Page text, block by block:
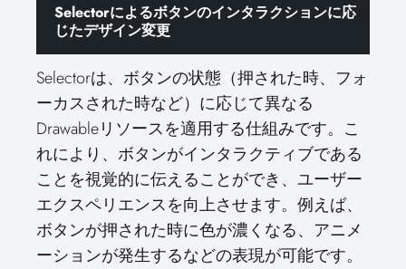
Selectorによるボタンのインタラクションに応
じたデザイン変更
Selectorは、ボタンの状態（押された時、フォ
ーカスされた時など）に応じて異なる
Drawableリソースを適用する仕組みです。こ
れにより、ボタンがインタラクティブである
ことを視覚的に伝えることができ、ユーザー
エクスペリエンスを向上させます。例えば、
ボタンが押された時に色が濃くなる、アニメ
ーションが発生するなどの表現が可能です。